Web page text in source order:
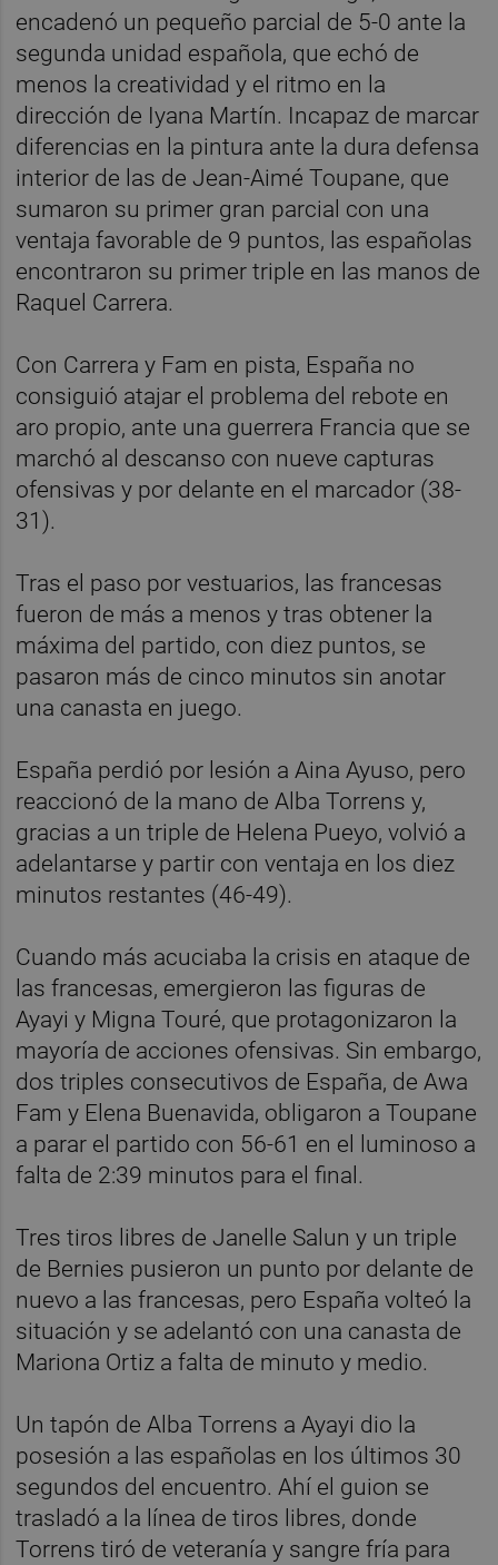
encadenó un pequeño parcial de 5-0 ante la
segunda unidad española, que echó de
menos la creatividad y el ritmo en la
dirección de Iyana Martín. Incapaz de marcar
diferencias en la pintura ante la dura defensa
interior de las de Jean-Aimé Toupane, que
sumaron su primer gran parcial con una
ventaja favorable de 9 puntos, las españolas
encontraron su primer triple en las manos de
Raquel Carrera.
Con Carrera y Fam en pista, España no
consiguió atajar el problema del rebote en
aro propio, ante una guerrera Francia que se
marchó al descanso con nueve capturas
ofensivas y por delante en el marcador (38-
31).
Tras el paso por vestuarios, las francesas
fueron de más a menos y tras obtener la
máxima del partido, con diez puntos, se
pasaron más de cinco minutos sin anotar
una canasta en juego.
España perdió por lesión a Aina Ayuso, pero
reaccionó de la mano de Alba Torrens y,
gracias a un triple de Helena Pueyo, volvió a
adelantarse y partir con ventaja en los diez
minutos restantes (46-49).
Cuando más acuciaba la crisis en ataque de
las francesas, emergieron las figuras de
Ayayi y Migna Touré, que protagonizaron la
mayoría de acciones ofensivas. Sin embargo,
dos triples consecutivos de España, de Awa
Fam y Elena Buenavida, obligaron a Toupane
a parar el partido con 56-61 en el luminoso a
falta de 2:39 minutos para el final.
Tres tiros libres de Janelle Salun y un triple
de Bernies pusieron un punto por delante de
nuevo a las francesas, pero España volteó la
situación y se adelantó con una canasta de
Mariona Ortiz a falta de minuto y medio.
Un tapón de Alba Torrens a Ayayi dio la
posesión a las españolas en los últimos 30
segundos del encuentro. Ahí el guion se
trasladó a la línea de tiros libres, donde
Torrens tiró de veteranía y sangre fría para